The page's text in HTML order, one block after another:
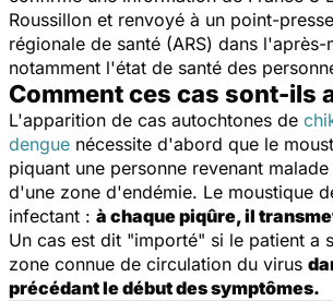
Roussillon et renvoyé à un point-
régionale de santé (ARS) dans
notamment l'état de santé des
Comment ces cas sont-ils
L'apparition de cas autochtones de
dengue nécessite d'abord que le
piquant une personne revenant
d'une zone d'endémie. Le moustique
infectant : à chaque piqûre, il
Un cas est dit "importé" si le patient a
zone connue de circulation du virus
précédant le début des symptômes.